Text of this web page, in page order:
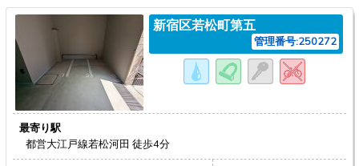
新宿区若松町第五
管理番号:250272
最寄り駅
都営大江戸線若松河田 徒歩4分